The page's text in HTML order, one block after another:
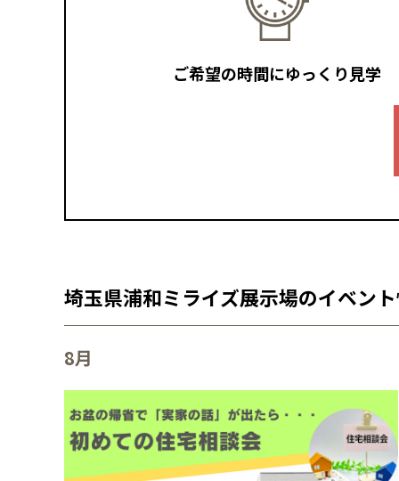
ご希望の時間にゆっくり見学
埼玉県浦和ミライズ展示場のイベン
8月